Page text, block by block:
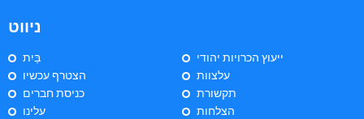
ניווט
בַּיִת
הצטרף עכשיו
כניסת חברים
עלינו
ייעוץ הכרויות יהודי
עלצוות
תקשורת
הצלחות